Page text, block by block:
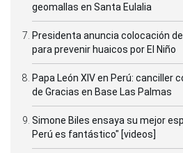
geomallas en Santa Eulalia
Presidenta anuncia colocación
para prevenir huaicos por El Niño
Papa León XIV en Perú: canciller
de Gracias en Base Las Palmas
Simone Biles ensaya su mejor
Perú es fantástico" [videos]